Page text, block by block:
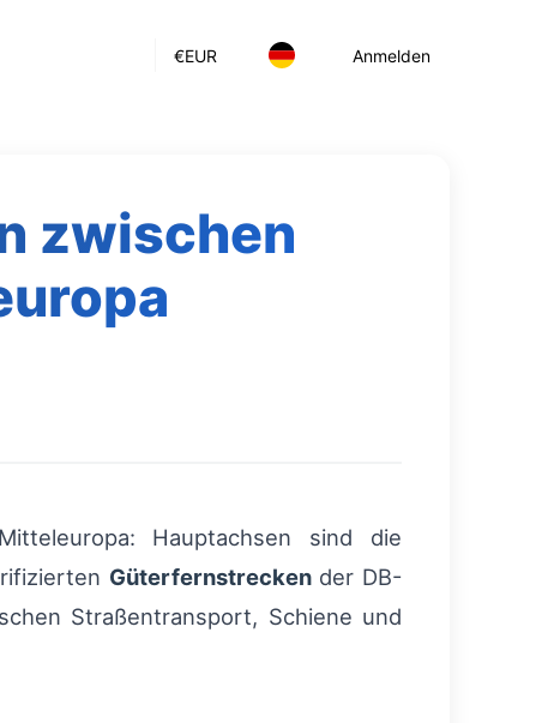
€EUR Anmelden
zwischen
Hauptachsen sind die
Güterfernstreckender DB-
Straßentransport, Schiene und